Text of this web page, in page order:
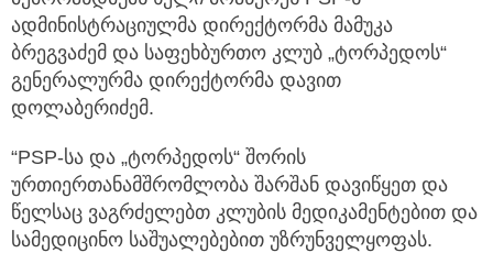
ადმინისტრაციულმა დირექტორმა მამუკა
ბრეგვაძემ და საფეხბურთო კლუბ „ტორპედოს“
გენერალურმა დირექტორმა დავით
დოლაბერიძემ.
“PSP-სა და „ტორპედოს“ შორის
ურთიერთანამშრომლობა შარშან დავიწყეთ და
წელსაც ვაგრძელებთ კლუბის მედიკამენტებით და
სამედიცინო საშუალებებით უზრუნველყოფას.